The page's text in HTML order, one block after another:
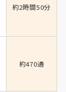
約2時間50分
約470通